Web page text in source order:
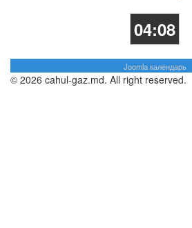
04:08
Joomla календарь
© 2026 cahul-gaz.md. All right reserved.